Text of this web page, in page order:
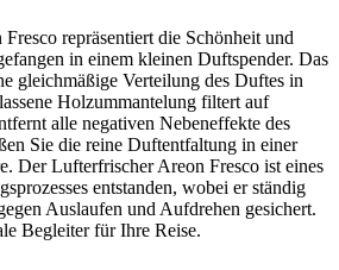
repräsentiert die Schönheit und
in einem kleinen Duftspender. Das
gleichmäßige Verteilung des Duftes in
Holzummantelung filtert auf
alle negativen Nebeneffekte des
Sie die reine Duftentfaltung in einer
Der Lufterfrischer Areon Fresco ist eines
entstanden, wobei er ständig
Auslaufen und Aufdrehen gesichert.
Begleiter für Ihre Reise.